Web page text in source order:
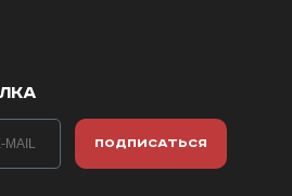
ПОДПИСАТЬСЯ